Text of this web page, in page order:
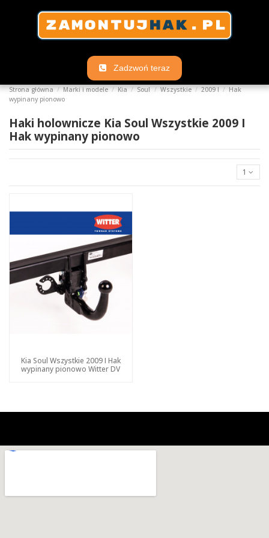
Zadzwoń teraz
Strona główna Marki i modele Kia Soul Wszystkie 2009 I
Hak
wypinany pionowo
Haki holownicze Kia Soul Wszystkie 2009 I
Hak wypinany pionowo
1
Kia Soul Wszystkie 2009 I Hak
wypinany pionowo Witter DV